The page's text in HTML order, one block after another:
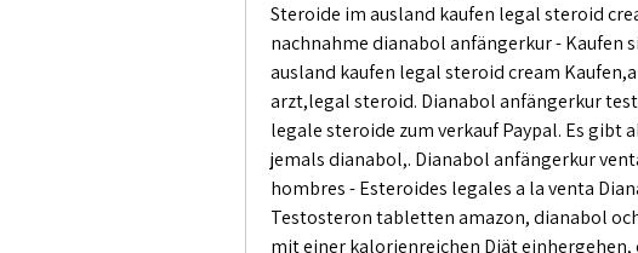
Steroide im ausland kaufen legal steroid
nachnahme dianabol anfängerkur - Kaufen
ausland kaufen legal steroid cream
arzt,legal steroid. Dianabol anfängerkur
legale steroide zum verkauf Paypal. Es gibt
jemals dianabol,. Dianabol anfängerkur
hombres - Esteroides legales a la venta
Testosteron tabletten amazon, dianabol
mit einer kalorienreichen Diät